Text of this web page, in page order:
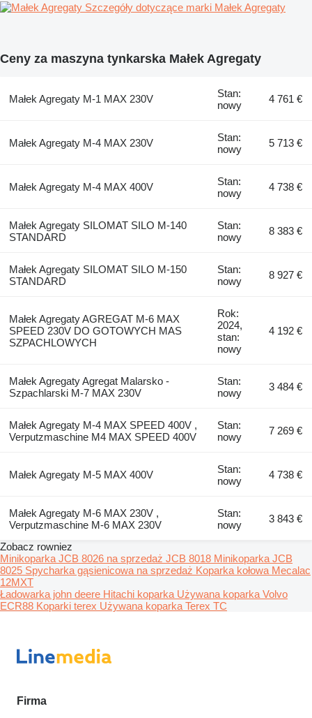
Szczegóły dotyczące marki Małek Agregaty
Ceny za maszyna tynkarska Małek Agregaty
Małek Agregaty M-1 MAX 230V
Stan:
nowy
4 761 €
Małek Agregaty M-4 MAX 230V
Stan:
nowy
5 713 €
Małek Agregaty M-4 MAX 400V
Stan:
nowy
4 738 €
Małek Agregaty SILOMAT SILO M-140
STANDARD
Stan:
nowy
8 383 €
Małek Agregaty SILOMAT SILO M-150
STANDARD
Stan:
nowy
8 927 €
Małek Agregaty AGREGAT M-6 MAX
SPEED 230V DO GOTOWYCH MAS
SZPACHLOWYCH
Rok:
2024,
stan:
nowy
4 192 €
Małek Agregaty Agregat Malarsko -
Szpachlarski M-7 MAX 230V
Stan:
nowy
3 484 €
Małek Agregaty M-4 MAX SPEED 400V ,
Verputzmaschine M4 MAX SPEED 400V
Stan:
nowy
7 269 €
Małek Agregaty M-5 MAX 400V
Stan:
nowy
4 738 €
Małek Agregaty M-6 MAX 230V ,
Verputzmaschine M-6 MAX 230V
Stan:
nowy
3 843 €
Zobacz rowniez
Minikoparka JCB 8026 na sprzedaż JCB 8018 Minikoparka JCB
8025 Spycharka gąsienicowa na sprzedaż Koparka kołowa Mecalac
12MXT
Ładowarka john deere Hitachi koparka Używana koparka Volvo
ECR88 Koparki terex Używana koparka Terex TC
Firma